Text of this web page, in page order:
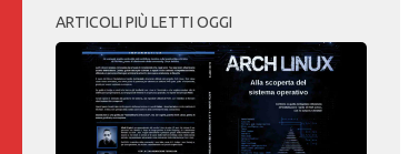
ARTICOLI PIÙ LETTI OGGI